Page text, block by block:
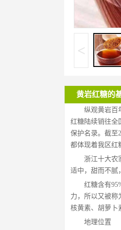
<
黄岩红糖的
纵观黄岩百
红糖陆续销往全
保护名录。截至
都体现着我区红
浙江十大农
适中，甜而不腻
红糖含有
力，所以又被称
核黄素、胡萝卜
地理位置